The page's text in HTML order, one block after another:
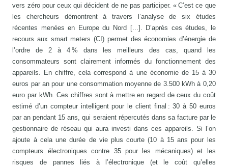
vers zéro pour ceux qui décident de ne pas participer. « C’est ce que
les chercheurs démontrent à travers l’analyse de six études
récentes menées en Europe du Nord [...]. D’après ces études, le
recours aux smart meters (CI) permet des économies d’énergie de
l’ordre de 2 à 4 % dans les meilleurs des cas, quand les
consommateurs sont clairement informés du fonctionnement des
appareils. En chiffre, cela correspond à une économie de 15 à 30
euros par an pour une consommation moyenne de 3.500 kWh à 0,20
euro par kWh. Ces chiffres sont à mettre en regard de ceux du coût
estimé d’un compteur intelligent pour le client final : 30 à 50 euros
par an pendant 15 ans, qui seraient répercutés dans sa facture par le
gestionnaire de réseau qui aura investi dans ces appareils. Si l’on
ajoute à cela une durée de vie plus courte (10 à 15 ans pour les
compteurs électroniques contre 35 pour les mécaniques) et les
risques de pannes liés à l’électronique (et le coût qu’elles